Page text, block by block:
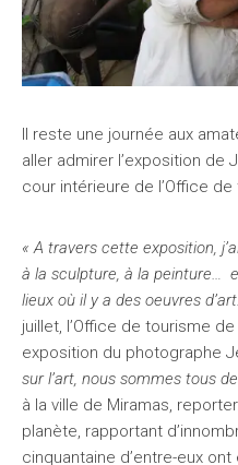
Il reste une journée aux
aller admirer l’exposition de
cour intérieure de l’Office
« A travers cette exposition,
à la sculpture, à la peinture…
lieux où il y a des oeuvres
juillet, l’Office de tourisme
exposition du photographe
sur l’art, nous sommes tous
à la ville de Miramas,
planète, rapportant
cinquantaine d’entre-eux